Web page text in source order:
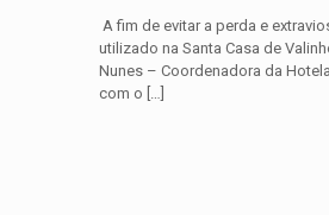
A fim de evitar a perda e
utilizado na Santa Casa de
Nunes – Coordenadora da
com o […]